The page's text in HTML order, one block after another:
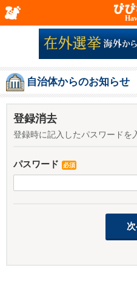
自治体からのお知らせ
登録消去
登録時に記入したパスワードを
パスワード 必須